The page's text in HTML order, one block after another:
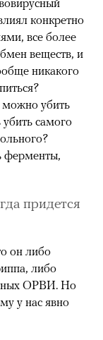
конкретно
все более
веществ, и
никакого
можно убить
убить самого
ферменты,
придется
он либо
либо
ОРВИ. Но
у нас явно